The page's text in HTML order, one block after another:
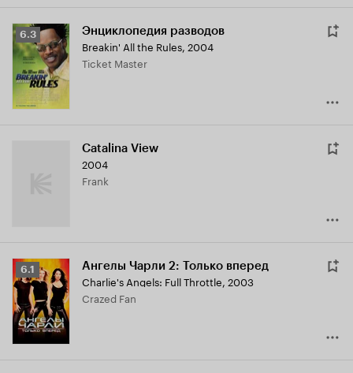
Рейтинг
Кинопоиска
6.3
6.3 Энциклопедия разводов
Breakin' All the Rules, 2004
Ticket Master
Catalina View
2004
Frank
Рейтинг
Кинопоиска
6.1
6.1 Ангелы Чарли 2: Только вперед
Charlie's Angels: Full Throttle, 2003
Crazed Fan